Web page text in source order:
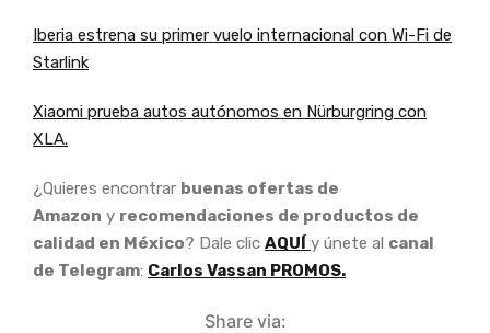
Iberia estrena su primer vuelo internacional con Wi-Fi de
Starlink
Xiaomi prueba autos autónomos en Nürburgring con
XLA.
¿Quieres encontrar buenas ofertas de
Amazon y recomendaciones de productos de
calidad en México? Dale clic AQUÍ y únete al canal
de Telegram: Carlos Vassan PROMOS.
Share via: